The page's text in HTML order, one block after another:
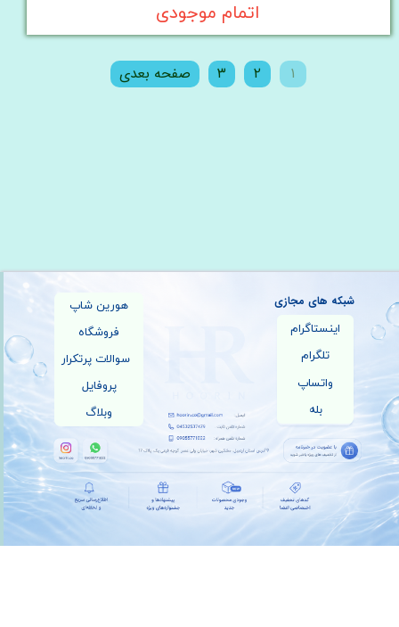
اتمام موجودی
۱ ۲ ۳ صفحه بعدی
هورین شاپ
فروشگاه
سوالات پرتکرار
پروفایل
وبلاگ
اینستاگرام
تلگرام
واتساپ
بله
شبکه های مجازی